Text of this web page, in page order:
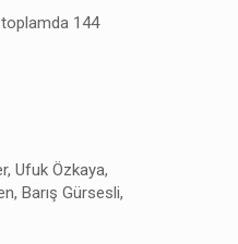
144
Ufuk Özkaya,
Barış Gürsesli,